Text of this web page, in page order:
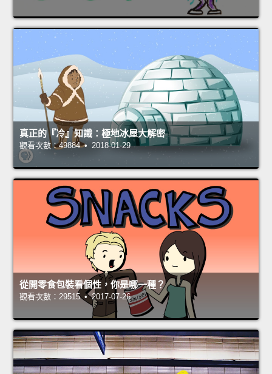
真正的『冷』知識：極地冰屋大解密
觀看次數：49884 • 2018-01-29
從開零食包裝看個性，你是哪一種？
觀看次數：29515 • 2017-07-26